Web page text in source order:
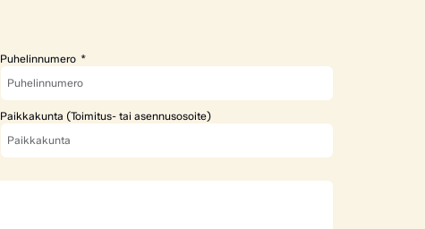
Puhelinnumero
Paikkakunta (Toimitus- tai asennusosoite)